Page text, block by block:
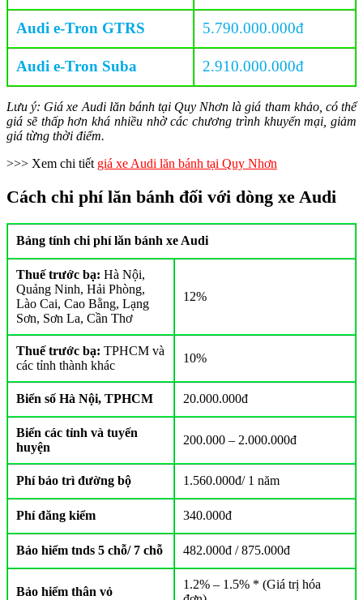
Audi e-Tron GTRS 5.790.000.000đ
Audi e-Tron Suba 2.910.000.000đ
Lưu ý: Giá xe Audi lăn bánh tại Quy Nhơn là giá tham khảo, có thể
giá sẽ thấp hơn khá nhiều nhờ các chương trình khuyến mại, giảm
giá từng thời điểm.
>>> Xem chi tiết giá xe Audi lăn bánh tại Quy Nhơn
Cách chi phí lăn bánh đối với dòng xe Audi
Bảng tính chi phí lăn bánh xe Audi
Thuế trước bạ: Hà Nội,
Quảng Ninh, Hải Phòng,
Lào Cai, Cao Bằng, Lạng
Sơn, Sơn La, Cần Thơ
12%
Thuế trước bạ: TPHCM và
các tỉnh thành khác
10%
Biển số Hà Nội, TPHCM 20.000.000đ
Biển các tỉnh và tuyến
huyện
200.000 – 2.000.000đ
Phí bảo trì đường bộ 1.560.000đ/ 1 năm
Phí đăng kiểm 340.000đ
Bảo hiểm tnds 5 chỗ/ 7 chỗ 482.000đ / 875.000đ
Bảo hiểm thân vỏ
1.2% – 1.5% * (Giá trị hóa